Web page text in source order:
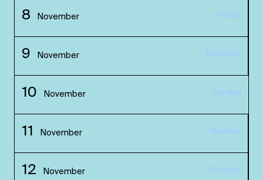
8 November Friday
9 November Saturday
10 November Sunday
11 November Monday
12 November Tuesday